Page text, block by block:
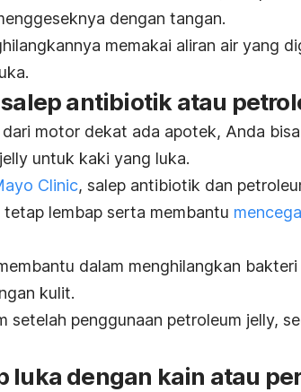
dengan tangan.
memakai aliran air yang
salep antibiotik atau
motor dekat ada apotek, Anda
untuk kaki yang luka.
Clinic, salep antibiotik dan
tetap lembap serta membantu
dalam menghilangkan
kulit.
setelah penggunaan petroleum jelly,
luka dengan kain atau